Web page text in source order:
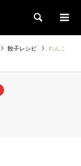
Search
餃子レシピ
れんこ